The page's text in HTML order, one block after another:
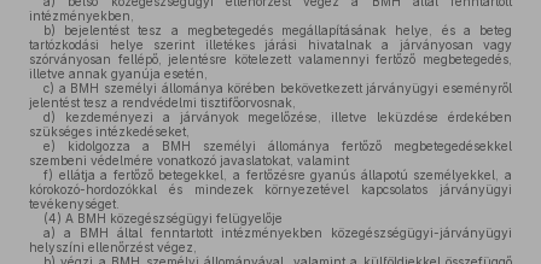
intézményekben,
b) bejelentést tesz a megbetegedés megállapításának helye, és a beteg
tartózkodási helye szerint illetékes járási hivatalnak a járványosan vagy
szórványosan fellépő, jelentésre kötelezett valamennyi fertőző megbetegedés,
illetve annak gyanúja esetén,
c) a BMH személyi állománya körében bekövetkezett járványügyi eseményről
jelentést tesz a rendvédelmi tisztifőorvosnak,
d) kezdeményezi a járványok megelőzése, illetve leküzdése érdekében
szükséges intézkedéseket,
e) kidolgozza a BMH személyi állománya fertőző megbetegedésekkel
szembeni védelmére vonatkozó javaslatokat, valamint
f) ellátja a fertőző betegekkel, a fertőzésre gyanús állapotú személyekkel, a
kórokozó-hordozókkal és mindezek környezetével kapcsolatos járványügyi
tevékenységet.
(4) A BMH közegészségügyi felügyelője
a) a BMH által fenntartott intézményekben közegészségügyi-járványügyi
helyszíni ellenőrzést végez,